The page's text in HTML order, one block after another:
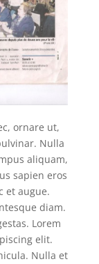
ornare ut,
Nulla
aliquam,
sapien eros
et augue.
diam.
Lorem
elit.
Nulla et